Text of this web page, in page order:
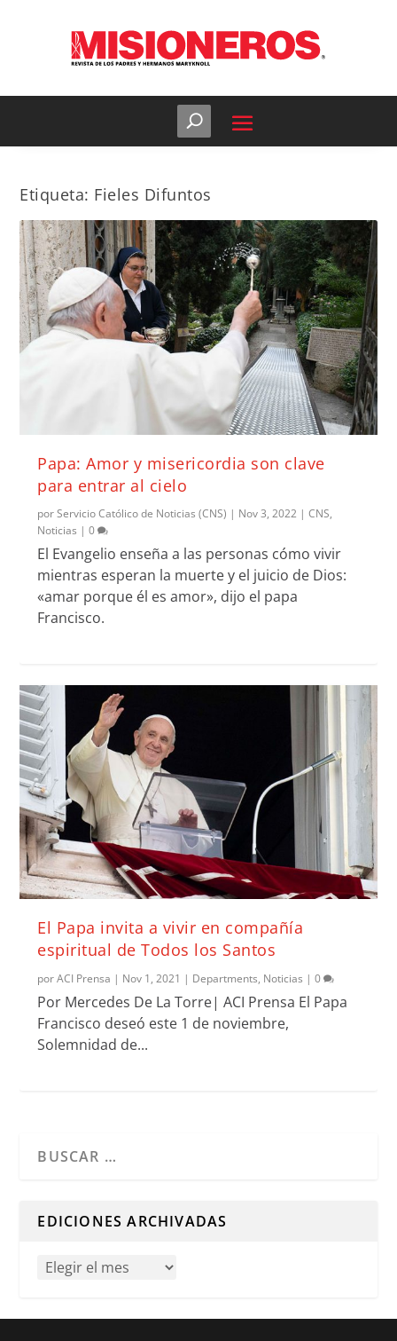
Etiqueta: Fieles Difuntos
Papa: Amor y misericordia son clave
para entrar al cielo
porServicio Católico de Noticias (CNS) | Nov 3, 2022 |CNS,
Noticias |0
El Evangelio enseña a las personas cómo vivir
mientras esperan la muerte y el juicio de Dios:
«amar porque él es amor», dijo el papa
Francisco.
El Papa invita a vivir en compañía
espiritual de Todos los Santos
porACI Prensa | Nov 1, 2021 | Departments, Noticias |0
Por Mercedes De La Torre| ACI Prensa El Papa
Francisco deseó este 1 de noviembre,
Solemnidad de...
EDICIONES ARCHIVADAS